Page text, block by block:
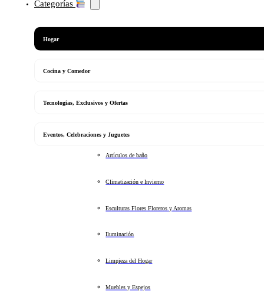
Categorías
Hogar
Cocina y Comedor
Tecnologias, Exclusivos y Ofertas
Eventos, Celebraciones y Juguetes
Artículos de baño
Climatización e Invierno
Esculturas Flores Floreros y Aromas
Iluminación
Limpieza del Hogar
Muebles y Espejos